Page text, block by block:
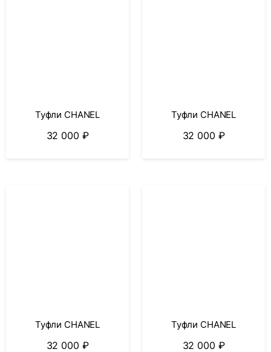
Туфли CHANEL
32 000 ₽
Туфли CHANEL
32 000 ₽
Туфли CHANEL
32 000 ₽
Туфли CHANEL
32 000 ₽